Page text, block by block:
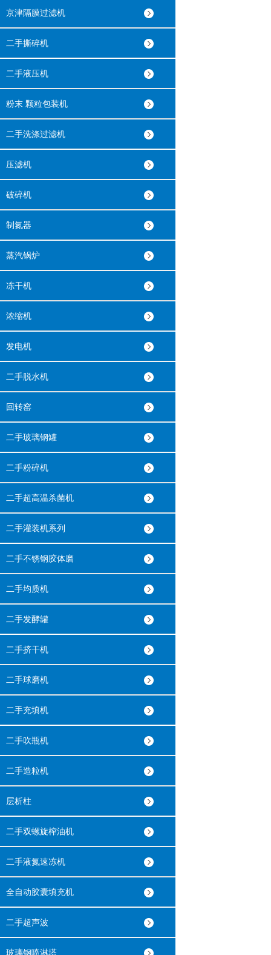
京津隔膜过滤机
二手撕碎机
二手液压机
粉末 颗粒包装机
二手洗涤过滤机
压滤机
破碎机
制氮器
蒸汽锅炉
冻干机
浓缩机
发电机
二手脱水机
回转窑
二手玻璃钢罐
二手粉碎机
二手超高温杀菌机
二手灌装机系列
二手不锈钢胶体磨
二手均质机
二手发酵罐
二手挤干机
二手球磨机
二手充填机
二手吹瓶机
二手造粒机
层析柱
二手双螺旋榨油机
二手液氮速冻机
全自动胶囊填充机
二手超声波
玻璃钢喷淋塔